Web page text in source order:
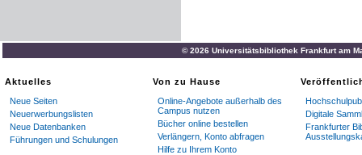
© 2026 Universitätsbibliothek Frankfurt am
Aktuelles
Neue Seiten
Neuerwerbungslisten
Neue Datenbanken
Führungen und Schulungen
Von zu Hause
Online-Angebote außerhalb des
Campus nutzen
Bücher online bestellen
Verlängern, Konto abfragen
Hilfe zu Ihrem Konto
Digitale
Frankfurter